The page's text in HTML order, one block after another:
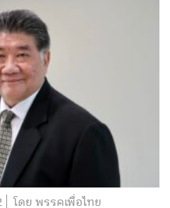
โดย พรรคเพื่อไทย